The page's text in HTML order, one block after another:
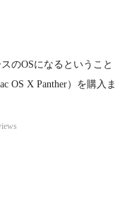
のOSになるということ
OS X Panther）を購入ま